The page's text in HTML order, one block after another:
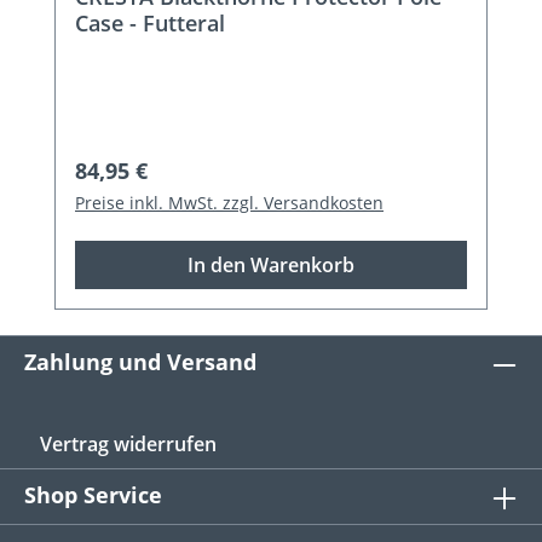
Case - Futteral
Regulärer Preis:
84,95 €
Preise inkl. MwSt. zzgl. Versandkosten
In den Warenkorb
Zahlung und Versand
Vertrag widerrufen
Shop Service